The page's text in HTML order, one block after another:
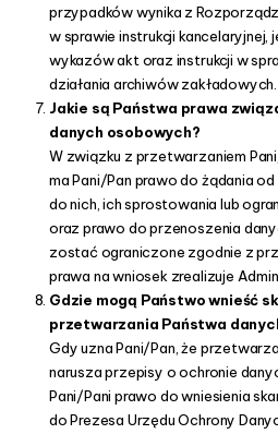
przypadków wynika z
w sprawie instrukcji
wykazów akt oraz instrukcji w
działania archiwów zakładowych.
Jakie są Państwa prawa
danych osobowych?
W związku z przetwarzaniem
ma Pani/Pan prawo do żądania
do nich, ich sprostowania lub
oraz prawo do przenoszenia
zostać ograniczone zgodnie z
prawa na wniosek zrealizuje
Gdzie mogą Państwo wnieść
przetwarzania Państwa
Gdy uzna Pani/Pan, że
narusza przepisy o ochronie
Pani/Pani prawo do wniesienia
do Prezesa Urzędu Ochrony